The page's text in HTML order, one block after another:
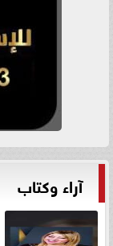
آراء وكتاب